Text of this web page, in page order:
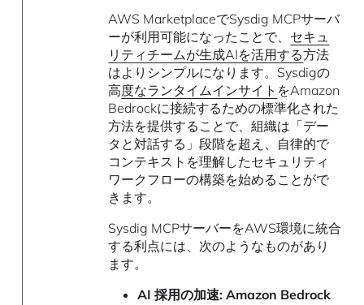
AWS MarketplaceでSysdig MCPサーバ
ーが利用可能になったことで、 セキュ
リティチームが生成AIを活用する方法
はよりシンプルになります。Sysdigの
高度なランタイムインサイト をAmazon
Bedrockに接続するための標準化された
方法を提供することで、組織は「デー
タと対話する」段階を超え、自律的で
コンテキストを理解したセキュリティ
ワークフローの構築を始めることがで
きます。
Sysdig MCPサーバーをAWS環境に統合
する利点には、次のようなものがあり
ます。
AI 採用の加速: Amazon Bedrock